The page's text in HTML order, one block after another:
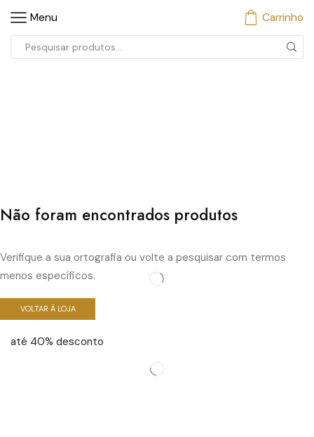
Menu Carrinho
Não foram encontrados produtos
Verifique a sua ortografia ou volte a pesquisar com termos
menos específicos.
VOLTAR À LOJA
até 40% desconto